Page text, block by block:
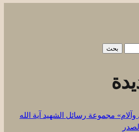
مجموعة رسائل الشهيد آية الله